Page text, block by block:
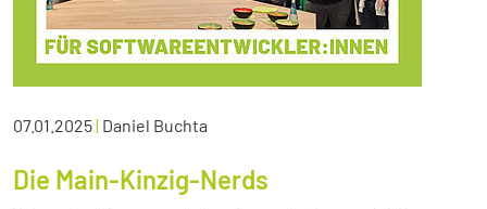
07.01.2025| Daniel Buchta
Die Main-Kinzig-Nerds